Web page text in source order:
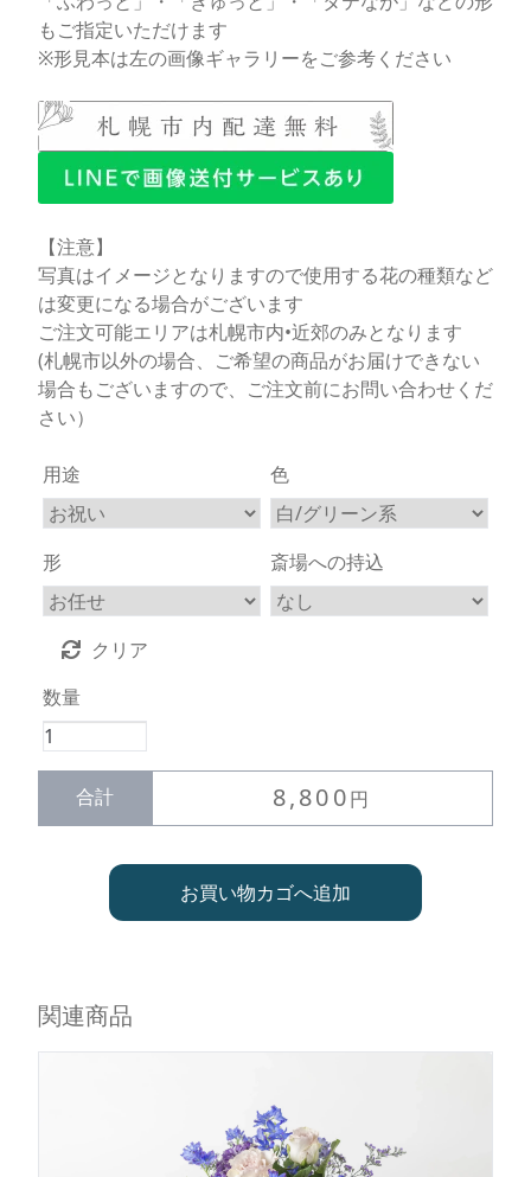
もご指定いただけます
※形見本は左の画像ギャラリーをご参考ください
【注意】
写真はイメージとなりますので使用する花の種類など
は変更になる場合がございます
ご注文可能エリアは札幌市内•近郊のみとなります
(札幌市以外の場合、ご希望の商品がお届けできない
場合もございますので、ご注文前にお問い合わせくだ
さい）
用途 色
形 斎場への持込
クリア
数量
ひ
と
ジ
合計 8,800円
お買い物カゴへ追加
関連商品